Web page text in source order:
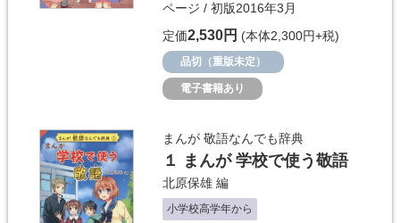
ページ / 初版2016年3月
定価2,530円 (本体2,300円+税)
品切（重版未定）
電子書籍あり
まんが 敬語なんでも辞典
１ まんが 学校で使う敬語
北原保雄 編
小学校高学年から